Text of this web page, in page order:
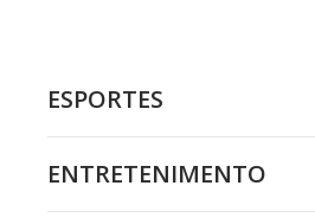
ESPORTES
ENTRETENIMENTO